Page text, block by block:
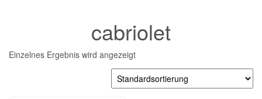
cabriolet
Einzelnes Ergebnis wird angezeigt